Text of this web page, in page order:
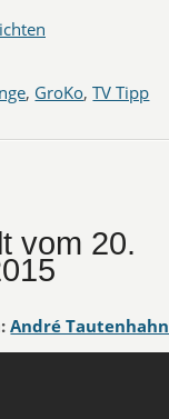
, GroKo,TV Tipp
vom 20.
André Tautenhahn